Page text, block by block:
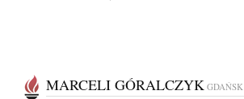
MARCELI GÓRALCZYK GDAŃSK